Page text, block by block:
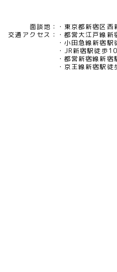
面談地：
東京都新宿区
交通アクセス：
都営大江戸線新
小田急線新宿駅
JR新宿駅徒歩
都営新宿線新宿
京王線新宿駅徒